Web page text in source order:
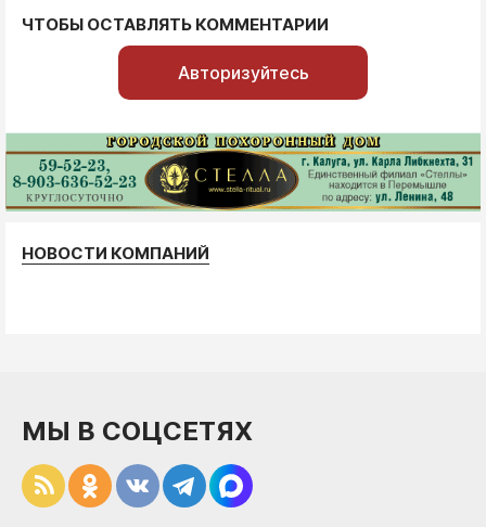
ЧТОБЫ ОСТАВЛЯТЬ КОММЕНТАРИИ
Авторизуйтесь
НОВОСТИ КОМПАНИЙ
МЫ В СОЦСЕТЯХ